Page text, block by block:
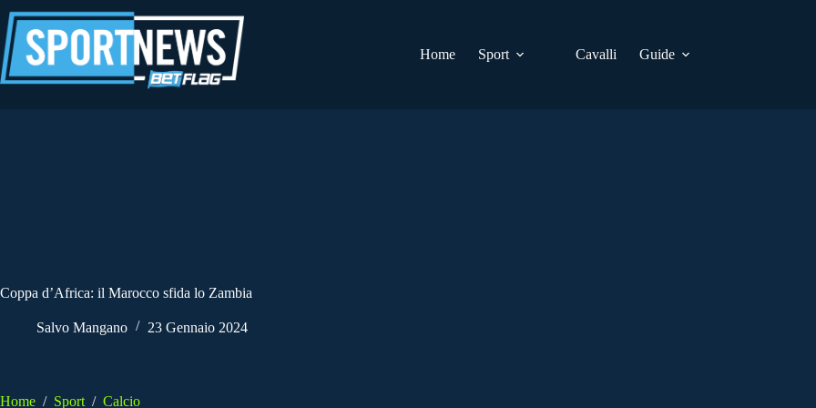
al
contenuto
Home
Sport Cavalli Guide
Coppa d’Africa: il Marocco sfida lo Zambia
Salvo Mangano 23 Gennaio 2024
Home / Sport / Calcio